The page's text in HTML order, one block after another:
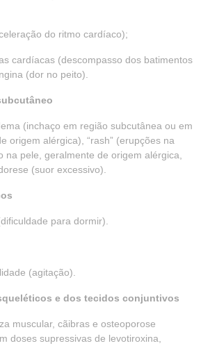
do ritmo cardíaco);
cardíacas (descompasso dos batimentos
(dor no peito).
(inchaço em região subcutânea ou em
origem alérgica), “rash” (erupções na
na pele, geralmente de origem alérgica,
(suor excessivo).
para dormir).
(agitação).
e dos tecidos conjuntivos
muscular, cãibras e osteoporose
doses supressivas de levotiroxina,